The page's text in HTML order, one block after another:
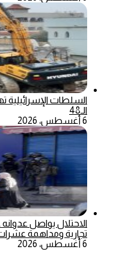
السلطات
الـ48
6 أغسطس، 2026
الاحتلال يواصل
تجارية ومداهمة
6 أغسطس، 2026